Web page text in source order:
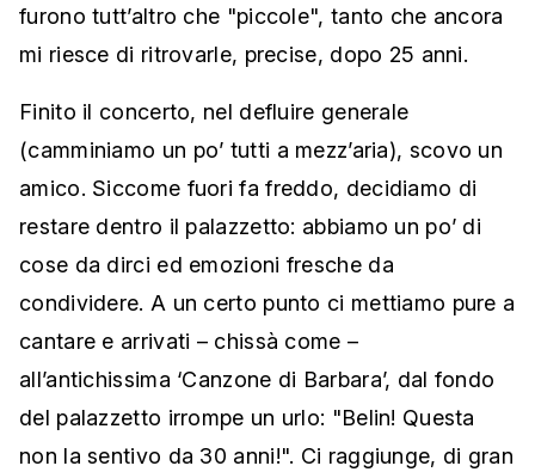
furono tutt’altro che "piccole", tanto che ancora
mi riesce di ritrovarle, precise, dopo 25 anni.
Finito il concerto, nel defluire generale
(camminiamo un po’ tutti a mezz’aria), scovo un
amico. Siccome fuori fa freddo, decidiamo di
restare dentro il palazzetto: abbiamo un po’ di
cose da dirci ed emozioni fresche da
condividere. A un certo punto ci mettiamo pure a
cantare e arrivati – chissà come –
all’antichissima ‘Canzone di Barbara’, dal fondo
del palazzetto irrompe un urlo: "Belin! Questa
non la sentivo da 30 anni!". Ci raggiunge, di gran